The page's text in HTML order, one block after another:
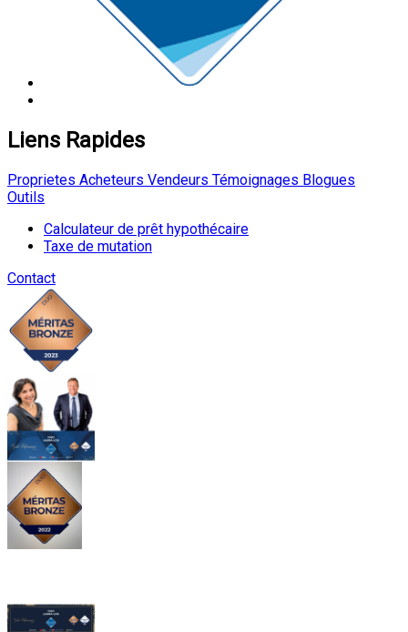
Liens Rapides
Proprietes Acheteurs Vendeurs Témoignages Blogues
Outils
Calculateur de prêt hypothécaire
Taxe de mutation
Contact